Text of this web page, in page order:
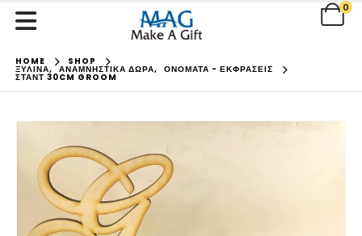
0
HOME SHOP
ΞΥΛΙΝΑ, ΑΝΑΜΝΗΣΤΙΚΑ ΔΩΡΑ, ΟΝΟΜΑΤΑ - ΕΚΦΡΑΣΕΙΣ
ΣΤΑΝΤ 30CM GROOM